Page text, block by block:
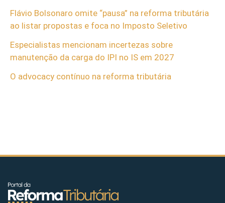
Flávio Bolsonaro omite “pausa” na reforma tributária
ao listar propostas e foca no Imposto Seletivo
Especialistas mencionam incertezas sobre
manutenção da carga do IPI no IS em 2027
O advocacy contínuo na reforma tributária